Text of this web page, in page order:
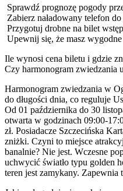
Sprawdź prognozę pogody
Zabierz naładowany telefon
Przygotuj drobne na bilet
Upewnij się, że masz
Ile wynosi cena biletu i gdzie
Czy harmonogram zwiedzania
Harmonogram zwiedzania w
do długości dnia, co reguluje
Od 01 października do 30
otwarta w godzinach 09:00-
zł. Posiadacze Szczecińska
zniżki. Czyni to miejsce
banalnie? Nie jest. Wczesne
uchwycić światło typu golden
teren jest zamykany.